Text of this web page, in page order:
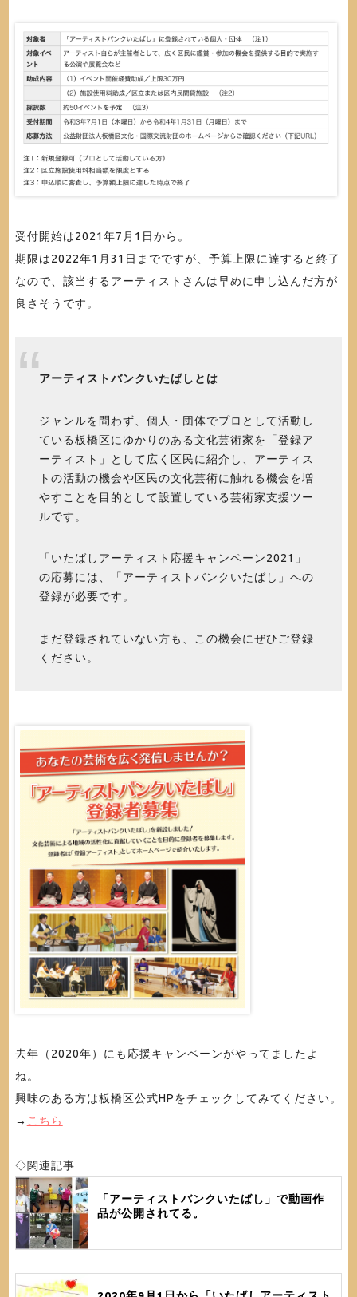
受付開始は2021年7月1日から。
期限は2022年1月31日までですが、予算上限に達すると終了
なので、該当するアーティストさんは早めに申し込んだ方が
良さそうです。
アーティストバンクいたばしとは
ジャンルを問わず、個人・団体でプロとして活動し
ている板橋区にゆかりのある文化芸術家を「登録ア
ーティスト」として広く区民に紹介し、アーティス
トの活動の機会や区民の文化芸術に触れる機会を増
やすことを目的として設置している芸術家支援ツー
ルです。
「いたばしアーティスト応援キャンペーン2021」
の応募には、「アーティストバンクいたばし」への
登録が必要です。
まだ登録されていない方も、この機会にぜひご登録
ください。
去年（2020年）にも応援キャンペーンがやってましたよ
ね。
興味のある方は板橋区公式HPをチェックしてみてください。
→ こちら
◇関連記事
「アーティストバンクいたばし」で動画作
品が公開されてる。